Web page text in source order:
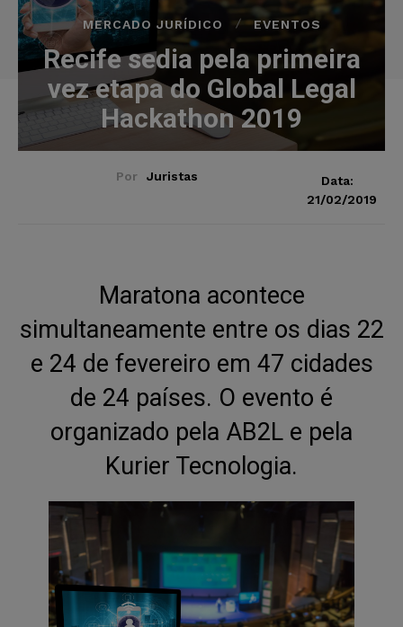
MERCADO JURÍDICO EVENTOS
Recife sedia pela primeira
vez etapa do Global Legal
Hackathon 2019
Por Juristas
Data:
21/02/2019
Maratona acontece
simultaneamente entre os dias 22
e 24 de fevereiro em 47 cidades
de 24 países. O evento é
organizado pela AB2L e pela
Kurier Tecnologia.